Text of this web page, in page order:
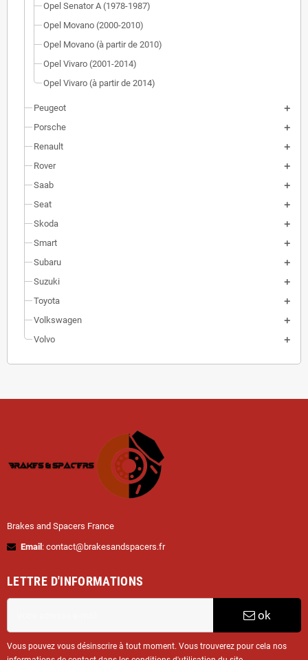
Opel Senator A (1978-1987)
Opel Movano (2000-2010)
Opel Movano (à partir de 2010)
Opel Vivaro (2001-2014)
Opel Vivaro (à partir de 2014)
Peugeot
Porsche
Renault
Rover
Saab
Seat
Skoda
Smart
Subaru
Suzuki
Toyota
Volkswagen
Volvo
Brakes and Spacers France
Email : contact@brakesandspacers.fr
LETTRE D'INFORMATIONS
ok
Vous pouvez vous désinscrire à tout moment. Vous trouverez pour cela nos